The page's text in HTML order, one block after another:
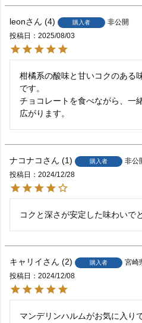
leon 4 購入者
非公開
投稿日
2025/08/03
柑橘系の酸味と甘いコクのある
です。
チョコレートを食べながら、一
広がります。
ナコナコ 1 購入者
非公
投稿日
2024/12/28
コクと深さが安定した味わいで
キャリイ 2 購入者 宮崎
投稿日
2024/12/08
マンデリンハルムがお気に入りで